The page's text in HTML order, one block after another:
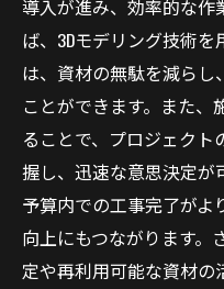
人的資源の最
コスト管理の
時間管理の重
品質保証のた
プロジェクト
持続可能なインフ
訣
長寿命化を実
導入が進み、効率的な作
ば、3Dモデリング技術
は、資材の無駄を減らし
ことができます。また
ることで、プロジェク
握し、迅速な意思決定が
予算内での工事完了がよ
向上にもつながります。
定や再利用可能な資材の